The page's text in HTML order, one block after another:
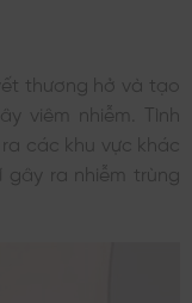
thương hở và tạo
viêm nhiễm. Tình
các khu vực khác
gây ra nhiễm trùng